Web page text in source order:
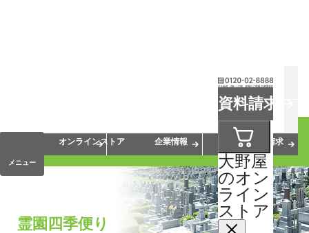
資料請求
大野屋
のオン
ライン
ストア
メニュー
会員サービス
オンラインストア
企業情報 資料請求
霊園四季便り